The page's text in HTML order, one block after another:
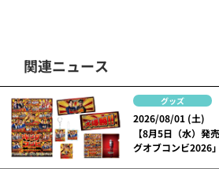
関連ニュース
グッズ
2026/08/01 (土)
【8月5日（水）発
グオブコンビ2026